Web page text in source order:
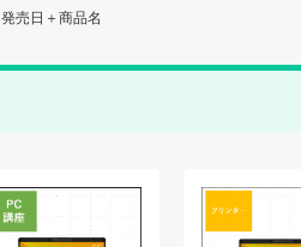
発売日＋商品名